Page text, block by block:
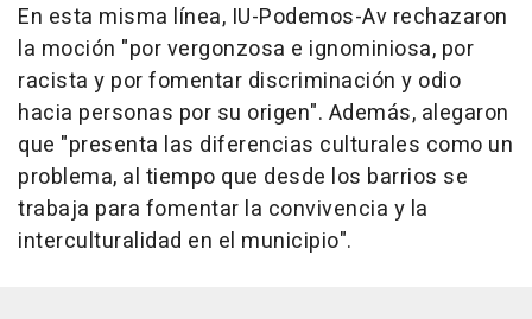
En esta misma línea, IU-Podemos-Av rechazaron
la moción "por vergonzosa e ignominiosa, por
racista y por fomentar discriminación y odio
hacia personas por su origen". Además, alegaron
que "presenta las diferencias culturales como un
problema, al tiempo que desde los barrios se
trabaja para fomentar la convivencia y la
interculturalidad en el municipio".